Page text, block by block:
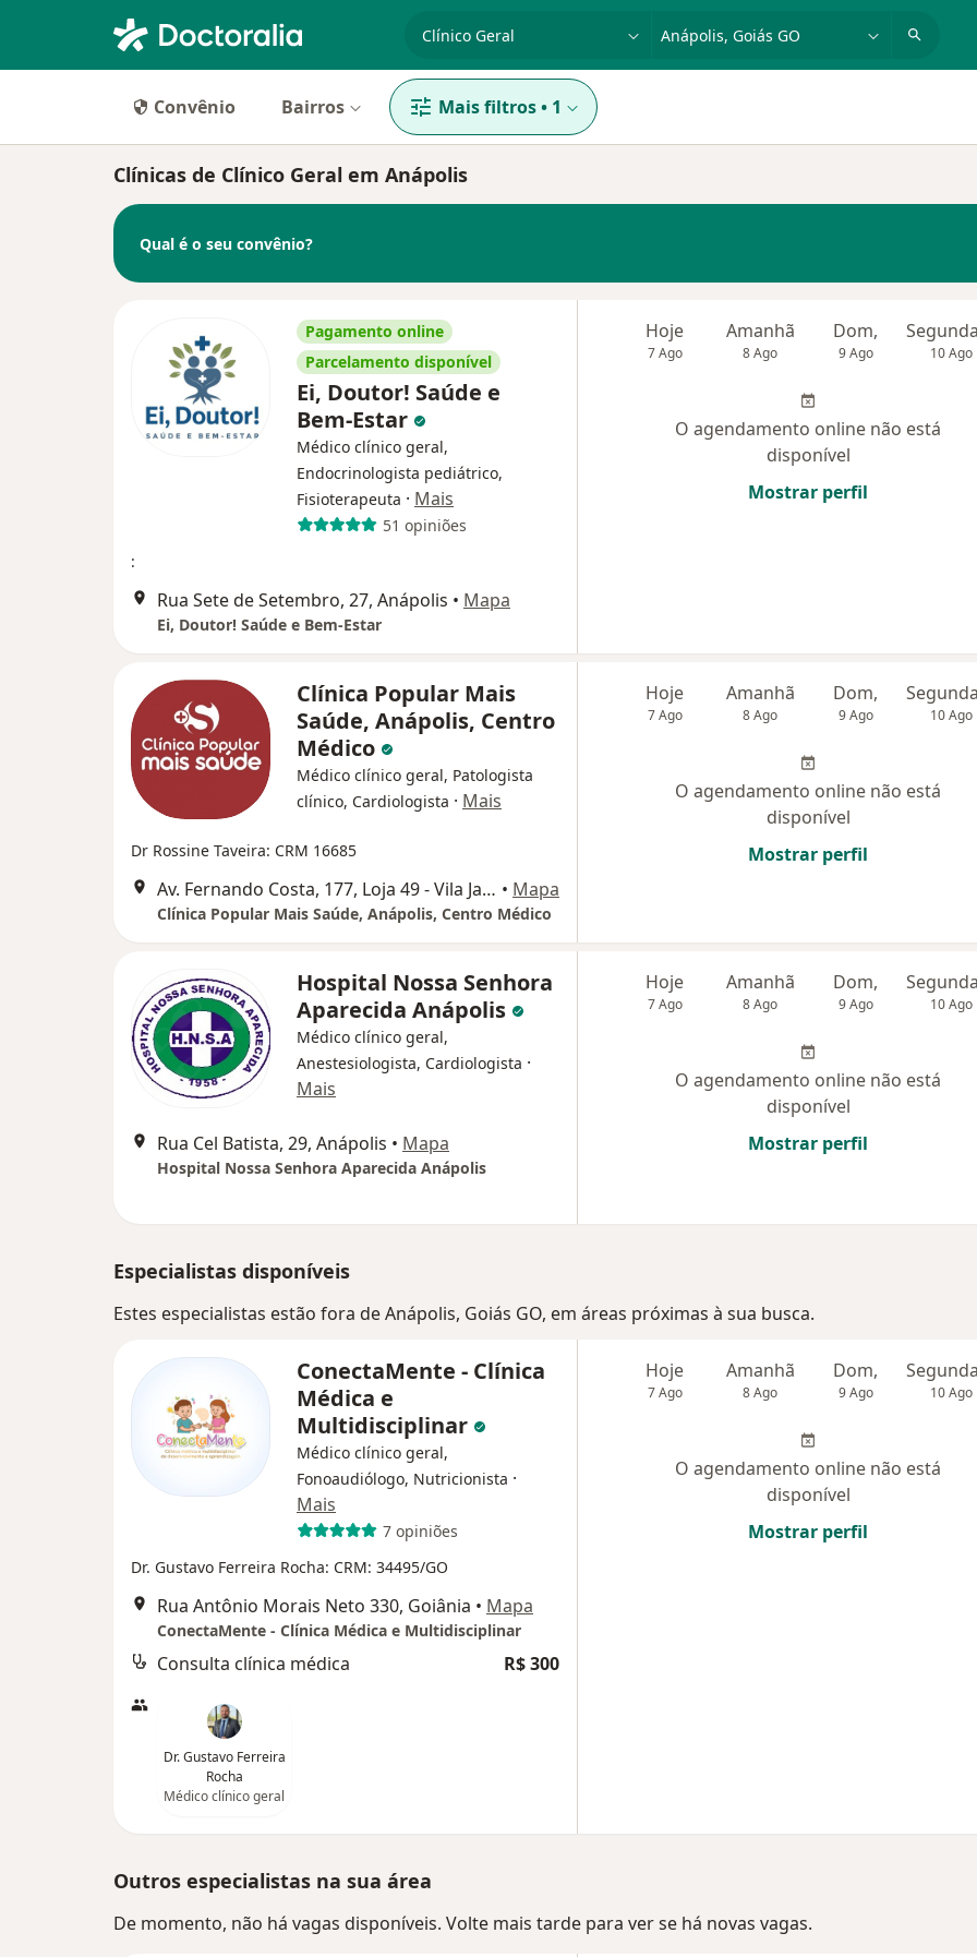
especialidade, doença ou nomecidade ou região
Convênio Bairros Mais filtros• 1
Clínicas de Clínico Geral em Anápolis
Qual é o seu convênio?
Pagamento online
Parcelamento disponível
Ei, Doutor! Saúde e
Bem-Estar
Médico clínico geral,
Endocrinologista pediátrico,
Fisioterapeuta · Mais
51 opiniões
:
Rua Sete de Setembro, 27, Anápolis • Mapa
Ei, Doutor! Saúde e Bem-Estar
Hoje
7 Ago
Amanhã
8 Ago
Dom,
9 Ago 10 Ago
O agendamento online não está
disponível
Mostrar perfil
Clínica Popular Mais
Saúde, Anápolis, Centro
Médico
Médico clínico geral, Patologista
clínico, Cardiologista · Mais
Dr Rossine Taveira: CRM 16685
Av. Fernando Costa, 177, Loja 49 - Vila Jaiara - Jaiara Shopping, Anápolis • Mapa
Clínica Popular Mais Saúde, Anápolis, Centro Médico
Hoje
7 Ago
Amanhã
8 Ago
Dom,
9 Ago 10 Ago
O agendamento online não está
disponível
Mostrar perfil
Hospital Nossa Senhora
Aparecida Anápolis
Médico clínico geral,
Anestesiologista, Cardiologista ·
Mais
Rua Cel Batista, 29, Anápolis • Mapa
Hospital Nossa Senhora Aparecida Anápolis
Hoje
7 Ago
Amanhã
8 Ago
Dom,
9 Ago 10 Ago
O agendamento online não está
disponível
Mostrar perfil
Especialistas disponíveis
Estes especialistas estão fora de Anápolis, Goiás GO, em áreas próximas à sua busca.
ConectaMente - Clínica
Médica e
Multidisciplinar
Médico clínico geral,
Fonoaudiólogo, Nutricionista ·
Mais
7 opiniões
Dr. Gustavo Ferreira Rocha: CRM: 34495/GO
Rua Antônio Morais Neto 330, Goiânia • Mapa
ConectaMente - Clínica Médica e Multidisciplinar
Consulta clínica médica R$ 300
Dr. Gustavo Ferreira
Rocha
Médico clínico geral
Hoje
7 Ago
Amanhã
8 Ago
Dom,
9 Ago 10 Ago
O agendamento online não está
disponível
Mostrar perfil
Outros especialistas na sua área
De momento, não há vagas disponíveis. Volte mais tarde para ver se há novas vagas.